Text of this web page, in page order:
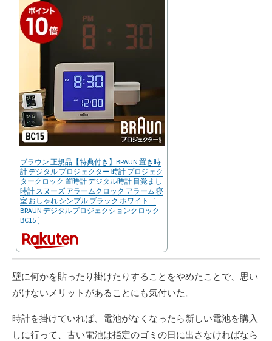
ブラウン 正規品【特典付き】BRAUN 置き時
計 デジタル プロジェクター 時計 プロジェク
タークロック 置時計 デジタル時計 目覚まし
時計 スヌーズ アラームクロック アラーム 寝
室 おしゃれ シンプル ブラック ホワイト［
BRAUN デジタルプロジェクションクロック
BC15 ］
壁に何かを貼ったり掛けたりすることをやめたことで、思い
がけないメリットがあることにも気付いた。
時計を掛けていれば、電池がなくなったら新しい電池を購入
しに行って、古い電池は指定のゴミの日に出さなければなら